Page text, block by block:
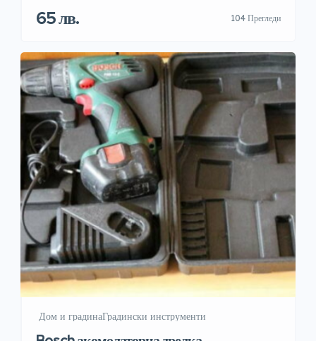
тоя. Много удобен за работа поради малките си размери
неудобства. Разполага със ергономичен корпус с
гумирана повърхност противоплъзгаща и […]
65 лв. 104 Прегледи
️ Дом и градинаГрадински инструменти